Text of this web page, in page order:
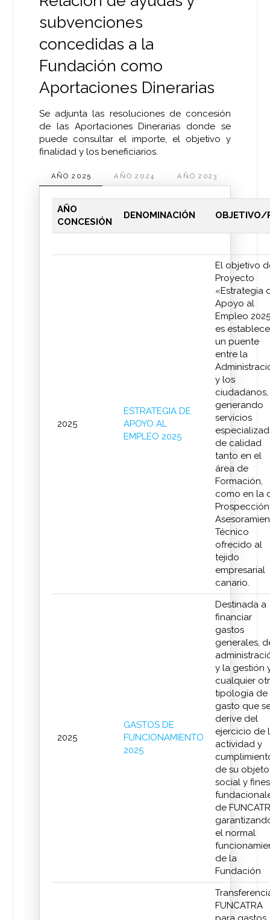
subvenciones
concedidas a la
Fundación como
Aportaciones Dinerarias
Se adjunta las resoluciones de concesión
de las Aportaciones Dinerarias donde se
puede consultar el importe, el objetivo y
finalidad y los beneficiarios.
AÑO 2025 AÑO 2024 AÑO 2023
AÑO
CONCESIÓN
DENOMINACIÓN OBJETIVO/
2025
ESTRATEGIA DE
APOYO AL
EMPLEO 2025
El objetivo
Proyecto
«Estrategia
Apoyo al
Empleo
es
un puente
entre la
y los
ciudadanos,
generando
servicios
de calidad
tanto en el
área de
Formación,
como en la
Técnico
ofrecido al
tejido
empresarial
canario.
2025
GASTOS DE
FUNCIONAMIENTO
2025
Destinada a
financiar
gastos
generales,
y la gestión
cualquier
tipología de
gasto que
derive del
ejercicio de
actividad y
de su objeto
social y fines
de
el normal
de la
Fundación
FUNCATRA